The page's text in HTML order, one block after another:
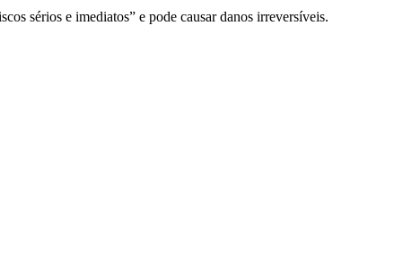
sérios e imediatos” e pode causar danos irreversíveis.